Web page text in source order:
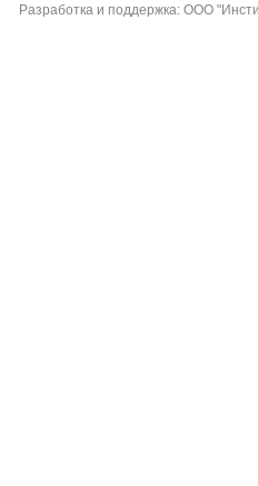
Разработка и поддержка: ООО